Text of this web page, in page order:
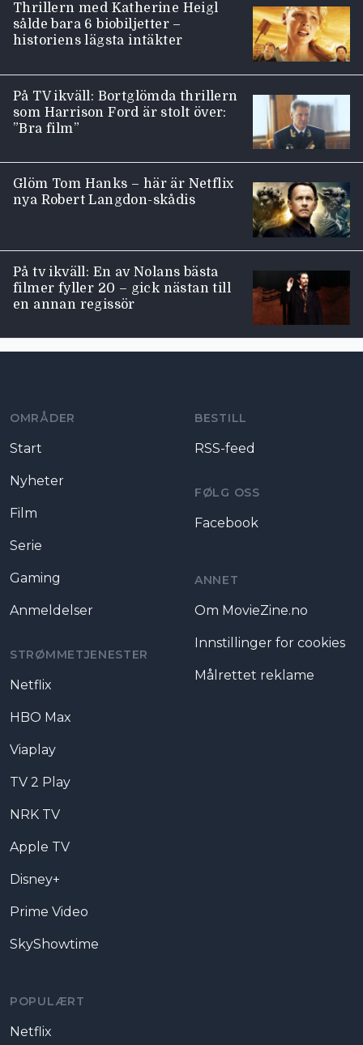
Thrillern med Katherine Heigl
sålde bara 6 biobiljetter –
historiens lägsta intäkter
På TV ikväll: Bortglömda thrillern
som Harrison Ford är stolt över:
”Bra film”
Glöm Tom Hanks – här är Netflix
nya Robert Langdon-skådis
På tv ikväll: En av Nolans bästa
filmer fyller 20 – gick nästan till
en annan regissör
OMRÅDER
Start
Nyheter
Film
Serie
Gaming
Anmeldelser
STRØMMETJENESTER
Netflix
HBO Max
Viaplay
TV 2 Play
NRK TV
Apple TV
Disney+
Prime Video
SkyShowtime
POPULÆRT
Netflix
BESTILL
RSS-feed
FØLG OSS
Facebook
ANNET
Om MovieZine.no
Innstillinger for cookies
Målrettet reklame